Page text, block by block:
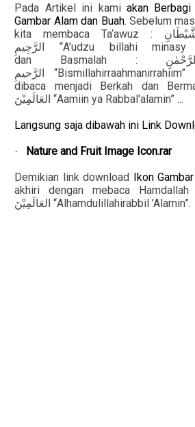
Pada Artikel ini kami akan
Gambar Alam dan Buah. Sebelum
kita membaca Ta‘awuz :
الرَّجِيمِ
“A’udzu billahi minasy
dan Basmalah : الرَّحْمٰنِ
الرَّحيمِ
dibaca menjadi Berkah dan
العَالَمِيْنَ “Aamiin ya Rabbal'alamin” ...
Langsung saja dibawah ini Link
·
Nature and Fruit Image Icon.rar
Demikian link download Ikon
akhiri dengan mebaca
العَالَمِيْنَ “Alhamdulillahirabbil ’Alamin”.